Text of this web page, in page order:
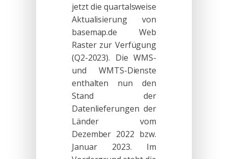
jetzt die quartalsweise
Aktualisierung von
basemap.de Web
Raster zur Verfügung
(Q2-2023). Die WMS-
und WMTS-Dienste
enthalten nun den
Stand der
Datenlieferungen der
Länder vom
Dezember 2022 bzw.
Januar 2023. Im